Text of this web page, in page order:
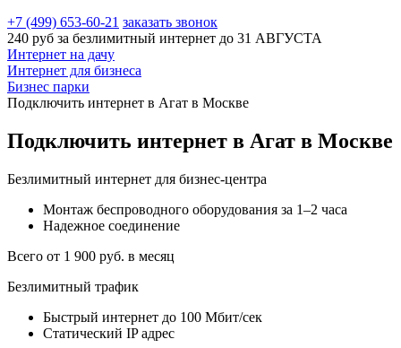
+7 (499) 653-60-21 заказать звонок
240 руб за безлимитный интернет до 31 АВГУСТА
Интернет на дачу
Интернет для бизнеса
Бизнес парки
Подключить интернет в Агат в Москве
Подключить интернет в Агат в Москве
Безлимитный интернет для бизнес-центра
Монтаж беспроводного оборудования за 1–2 часа
Надежное соединение
Всего от 1 900 руб. в месяц
Безлимитный трафик
Быстрый интернет до 100 Мбит/сек
Статический IP адрес